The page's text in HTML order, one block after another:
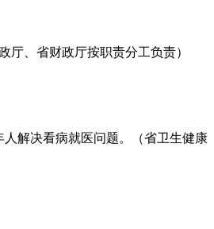
厅、省财政厅按职责分工负责）
解决看病就医问题。（省卫生健康